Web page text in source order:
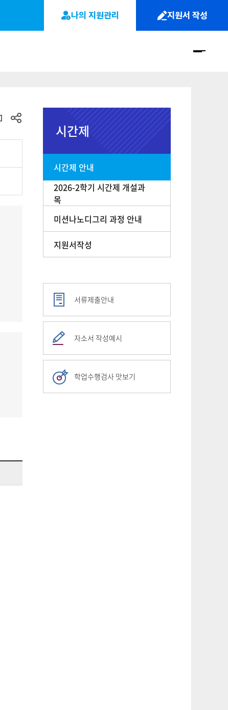
나의 지원관리 지원서 작성
사
시간제
시간제 안내
2026-2학기 시간제 개설과
목
미션나노디그리 과정 안내
지원서작성
서류제출안내
자소서 작성예시
학업수행검사 맛보기